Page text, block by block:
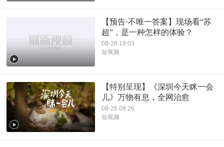
【预告·不唯一答案】现场看“苏
超”，是一种怎样的体验？
08-28 18:03
短视频
【特别呈现】《深圳今天眯一会
儿》万物有息，全网治愈
08-26 08:26
短视频